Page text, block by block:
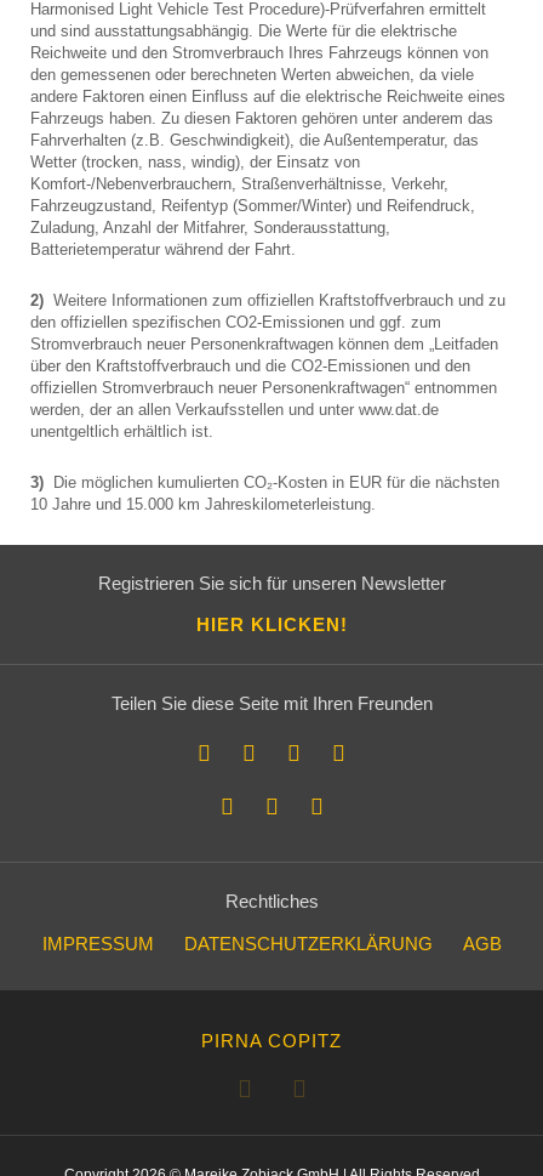
Harmonised Light Vehicle Test Procedure)-Prüfverfahren ermittelt
und sind ausstattungsabhängig. Die Werte für die elektrische
Reichweite und den Stromverbrauch Ihres Fahrzeugs können von
den gemessenen oder berechneten Werten abweichen, da viele
andere Faktoren einen Einfluss auf die elektrische Reichweite eines
Fahrzeugs haben. Zu diesen Faktoren gehören unter anderem das
Fahrverhalten (z.B. Geschwindigkeit), die Außentemperatur, das
Wetter (trocken, nass, windig), der Einsatz von
Komfort-/Nebenverbrauchern, Straßenverhältnisse, Verkehr,
Fahrzeugzustand, Reifentyp (Sommer/Winter) und Reifendruck,
Zuladung, Anzahl der Mitfahrer, Sonderausstattung,
Batterietemperatur während der Fahrt.
2) Weitere Informationen zum offiziellen Kraftstoffverbrauch und zu
den offiziellen spezifischen CO2-Emissionen und ggf. zum
Stromverbrauch neuer Personenkraftwagen können dem „Leitfaden
über den Kraftstoffverbrauch und die CO2-Emissionen und den
offiziellen Stromverbrauch neuer Personenkraftwagen“ entnommen
werden, der an allen Verkaufsstellen und unter www.dat.de
unentgeltlich erhältlich ist.
3) Die möglichen kumulierten CO₂-Kosten in EUR für die nächsten
10 Jahre und 15.000 km Jahreskilometerleistung.
Registrieren Sie sich für unseren Newsletter
HIER KLICKEN!
Teilen Sie diese Seite mit Ihren Freunden
Rechtliches
IMPRESSUM DATENSCHUTZERKLÄRUNG AGB
PIRNA COPITZ